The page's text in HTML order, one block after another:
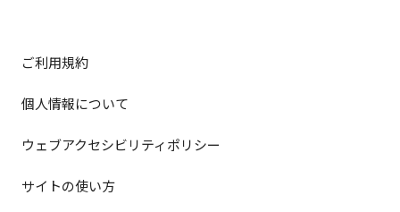
ご利用規約
個人情報について
ウェブアクセシビリティポリシー
サイトの使い方